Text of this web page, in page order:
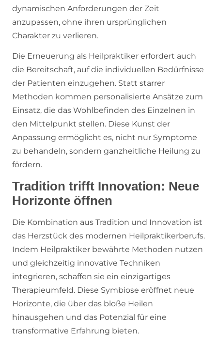
dynamischen Anforderungen der Zeit
anzupassen, ohne ihren ursprünglichen
Charakter zu verlieren.
Die Erneuerung als Heilpraktiker erfordert auch
die Bereitschaft, auf die individuellen Bedürfnisse
der Patienten einzugehen. Statt starrer
Methoden kommen personalisierte Ansätze zum
Einsatz, die das Wohlbefinden des Einzelnen in
den Mittelpunkt stellen. Diese Kunst der
Anpassung ermöglicht es, nicht nur Symptome
zu behandeln, sondern ganzheitliche Heilung zu
fördern.
Tradition trifft Innovation: Neue
Horizonte öffnen
Die Kombination aus Tradition und Innovation ist
das Herzstück des modernen Heilpraktikerberufs.
Indem Heilpraktiker bewährte Methoden nutzen
und gleichzeitig innovative Techniken
integrieren, schaffen sie ein einzigartiges
Therapieumfeld. Diese Symbiose eröffnet neue
Horizonte, die über das bloße Heilen
hinausgehen und das Potenzial für eine
transformative Erfahrung bieten.